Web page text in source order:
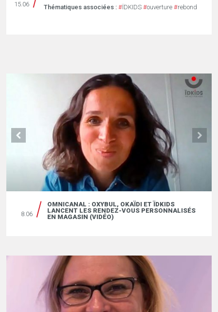
15.06
Thématiques associées : #ÏDKIDS #ouverture #rebond
8.06
OMNICANAL : OXYBUL, OKAÏDI ET ÏDKIDS
LANCENT LES RENDEZ-VOUS PERSONNALISÉS
EN MAGASIN (VIDÉO)